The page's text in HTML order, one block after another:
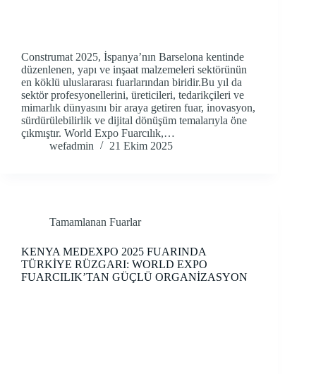
Construmat 2025, İspanya’nın Barselona kentinde
düzenlenen, yapı ve inşaat malzemeleri sektörünün
en köklü uluslararası fuarlarından biridir.Bu yıl da
sektör profesyonellerini, üreticileri, tedarikçileri ve
mimarlık dünyasını bir araya getiren fuar, inovasyon,
sürdürülebilirlik ve dijital dönüşüm temalarıyla öne
çıkmıştır. World Expo Fuarcılık,…
wefadmin
21 Ekim 2025
Tamamlanan Fuarlar
KENYA MEDEXPO 2025 FUARINDA
TÜRKİYE RÜZGARI: WORLD EXPO
FUARCILIK’TAN GÜÇLÜ ORGANİZASYON